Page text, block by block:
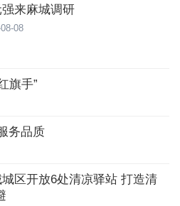
40℃，黄冈高温预
来麻城调研
08
旗手”
务品质
城区开放6处清凉驿站 打造清